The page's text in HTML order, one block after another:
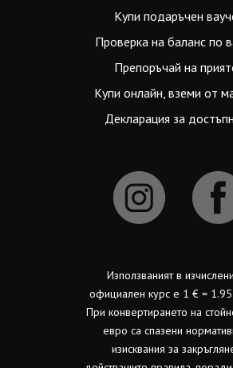
Купи подаръчен
Проверка на баланс по
Препоръчай на
Купи онлайн, вземи от
Декларация за
Използваният в
официален курс е 1 € =
При конвертирането на
евро са спазени
изисквания за